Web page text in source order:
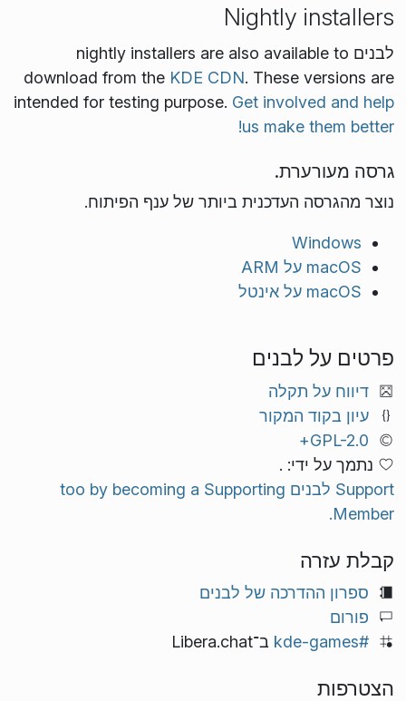
Nightly installers
לבנים nightly installers are also available to
download from the KDE CDN. These versions are
intended for testing purpose. Get involved and help
us make them better!
גרסה מעורערת.
נוצר מהגרסה העדכנית ביותר של ענף הפיתוח.
Windows
macOS על ARM
macOS על אינטל
פרטים על לבנים
דיווח על תקלה
עיון בקוד המקור
GPL-2.0+
נתמך על ידי: .
Support לבנים too by becoming a Supporting
Member.
קבלת עזרה
ספרון ההדרכה של לבנים
פורום
#kde-games
ב־Libera.chat
הצטרפות